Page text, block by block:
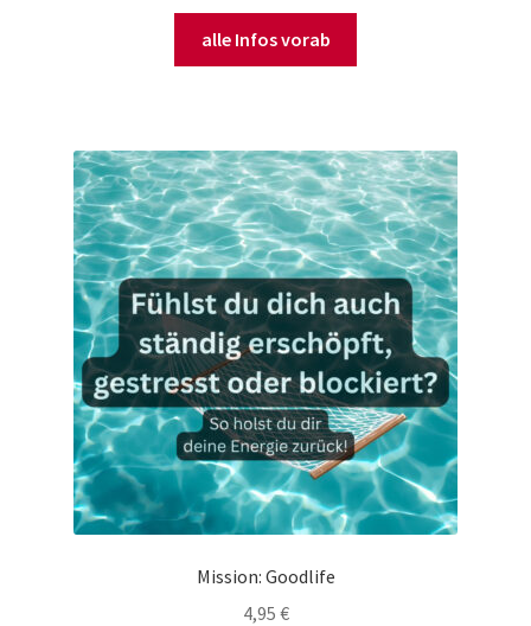
alle Infos vorab
Mission: Goodlife
4,95 €